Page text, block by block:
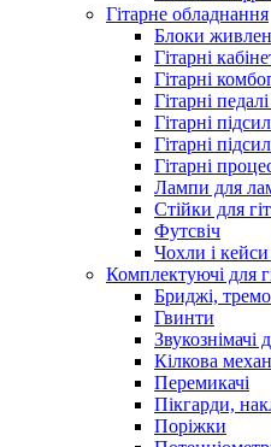
Гітарне обладнання
Блоки
Гітарні
Гітарні
Гітарні
Гітарні
Гітарні
Гітарні
Лампи для
Стійки для
Футсвіч
Чохли і
Комплектуючі для
Бриджі,
Гвинти
Звукознімачі
Кілкова
Перемикачі
Пікгарди,
Поріжки